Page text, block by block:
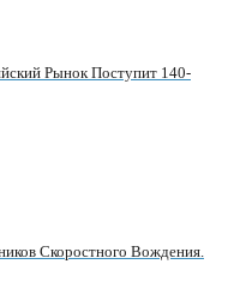
Рынок Поступит 140-
Скоростного Вождения.